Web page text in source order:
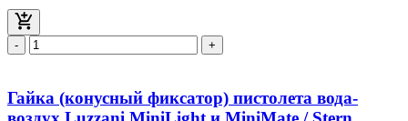
- +
Гайка (конусный фиксатор) пистолета вода-